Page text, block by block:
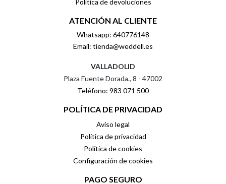
ATENCIÓN AL CLIENTE
Whatsapp: 640776148
Email: tienda@weddell.es
VALLADOLID
Plaza Fuente Dorada., 8 - 47002
Teléfono: 983 071 500
POLÍTICA DE PRIVACIDAD
Aviso legal
Política de privacidad
Política de cookies
Configuración de cookies
PAGO SEGURO